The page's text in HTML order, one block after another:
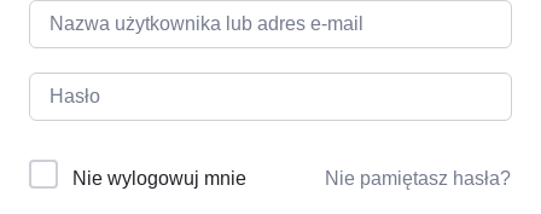
Nie wylogowuj mnie Nie pamiętasz hasła?